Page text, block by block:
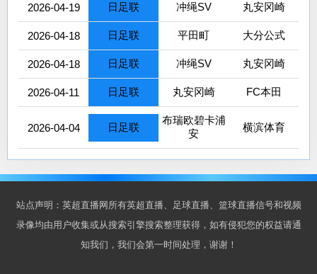
2026-04-19 日足联 冲绳SV 丸安冈崎
2026-04-18 日足联 平田町 大分公式
2026-04-18 日足联 冲绳SV 丸安冈崎
2026-04-11 日足联 丸安冈崎 FC本田
2026-04-04 日足联
布瑞欧碧卡浦
安
横滨体育
站点声明：英超直播网所有英超直播、足球直播、篮球直播信号和视频
录像均由用户收集或从搜索引擎搜索整理获得，如有侵犯您的权益请通
知我们，我们会第一时间处理，谢谢！